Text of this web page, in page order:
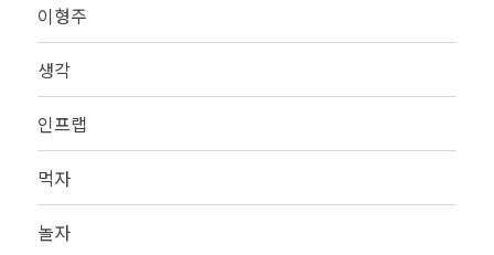
이형주
생각
인프랩
먹자
놀자